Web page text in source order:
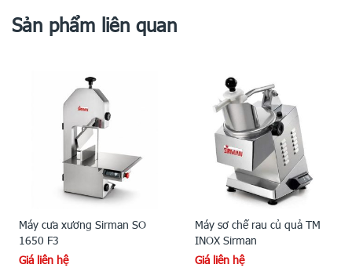
Sản phẩm liên quan
Máy cưa xương Sirman SO
1650 F3
Giá liên hệ
Máy sơ chế rau củ quả TM
INOX Sirman
Giá liên hệ